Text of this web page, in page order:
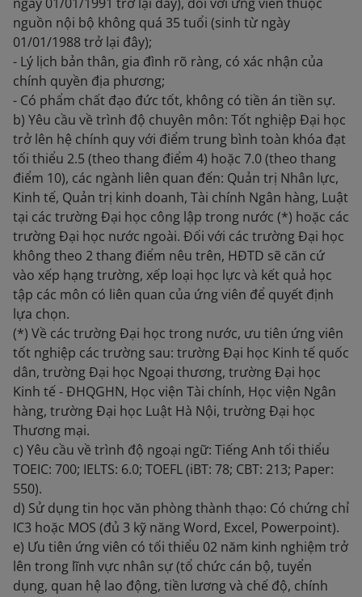
nguồn nội bộ không quá 35 tuổi (sinh từ ngày
01/01/1988 trở lại đây);
- Lý lịch bản thân, gia đình rõ ràng, có xác nhận của
chính quyền địa phương;
- Có phẩm chất đạo đức tốt, không có tiền án tiền sự.
b) Yêu cầu về trình độ chuyên môn: Tốt nghiệp Đại học
trở lên hệ chính quy với điểm trung bình toàn khóa đạt
tối thiểu 2.5 (theo thang điểm 4) hoặc 7.0 (theo thang
điểm 10), các ngành liên quan đến: Quản trị Nhân lực,
Kinh tế, Quản trị kinh doanh, Tài chính Ngân hàng, Luật
tại các trường Đại học công lập trong nước (*) hoặc các
trường Đại học nước ngoài. Đối với các trường Đại học
không theo 2 thang điểm nêu trên, HĐTD sẽ căn cứ
vào xếp hạng trường, xếp loại học lực và kết quả học
tập các môn có liên quan của ứng viên để quyết định
lựa chọn.
(*) Về các trường Đại học trong nước, ưu tiên ứng viên
tốt nghiệp các trường sau: trường Đại học Kinh tế quốc
dân, trường Đại học Ngoại thương, trường Đại học
Kinh tế - ĐHQGHN, Học viện Tài chính, Học viện Ngân
hàng, trường Đại học Luật Hà Nội, trường Đại học
Thương mại.
c) Yêu cầu về trình độ ngoại ngữ: Tiếng Anh tối thiểu
TOEIC: 700; IELTS: 6.0; TOEFL (iBT: 78; CBT: 213; Paper:
550).
d) Sử dụng tin học văn phòng thành thạo: Có chứng chỉ
IC3 hoặc MOS (đủ 3 kỹ năng Word, Excel, Powerpoint).
e) Ưu tiên ứng viên có tối thiểu 02 năm kinh nghiệm trở
lên trong lĩnh vực nhân sự (tổ chức cán bộ, tuyển
dụng, quan hệ lao động, tiền lương và chế độ, chính